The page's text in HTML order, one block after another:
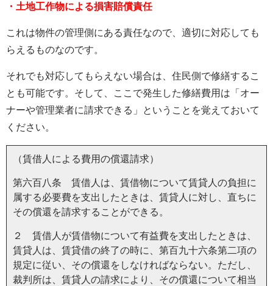
・土地工作物による損害賠償責任
これは物件の管理側にある責任なので、適切に対応しても
らえるものなのです。
それでも対応してもらえない場合は、住民側で修繕するこ
とも可能です。そして、ここで発生した修繕費用は「オー
ナーや管理業者に請求できる」ということを覚えておいて
ください。
（賃借人による費用の償還請求）
第六百八条 賃借人は、賃借物について賃貸人の負担に
属する必要費を支出したときは、賃貸人に対し、直ちに
その償還を請求することができる。
２ 賃借人が賃借物について有益費を支出したときは、
賃貸人は、賃貸借の終了の時に、第百九十六条第二項の
規定に従い、その償還をしなければならない。ただし、
裁判所は、賃貸人の請求により、その償還について相当